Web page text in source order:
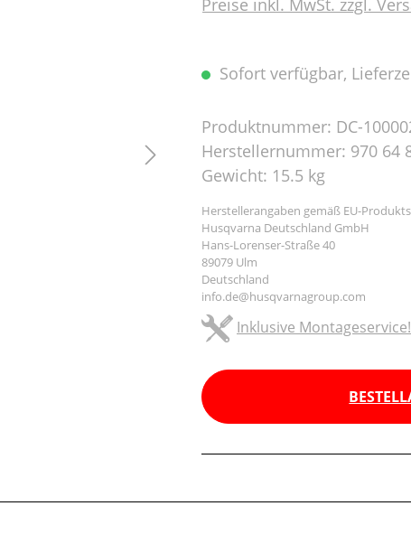
Preise inkl. MwSt. zzgl.
Sofort verfügbar,
Produktnummer: DC-
Herstellernummer: 970 64
Gewicht: 15.5 kg
Herstellerangaben gemäß EU-
Husqvarna Deutschland GmbH
Hans-Lorenser-Straße 40
89079 Ulm
Deutschland
info.de@husqvarnagroup.com
Inklusive Montageservice!